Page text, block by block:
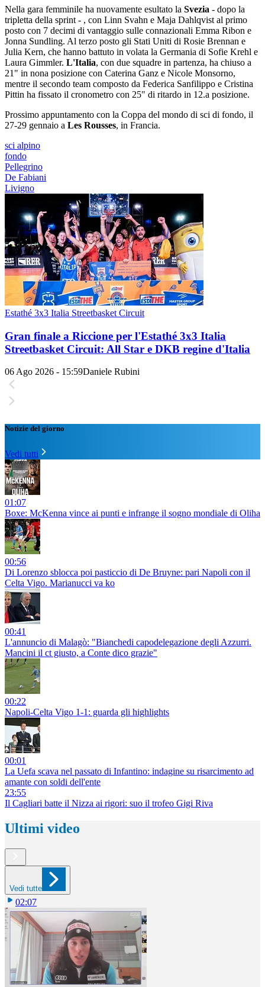
Nella gara femminile ha nuovamente esultato la Svezia - dopo la
tripletta della sprint - , con Linn Svahn e Maja Dahlqvist al primo
posto con 7 decimi di vantaggio sulle connazionali Emma Ribon e
Jonna Sundling. Al terzo posto gli Stati Uniti di Rosie Brennan e
Julia Kern, che hanno battuto in volata la Germania di Sofie Krehl e
Laura Gimmler. L'Italia, con due squadre in partenza, ha chiuso a
21" in nona posizione con Caterina Ganz e Nicole Monsorno,
mentre il secondo team composto da Federica Sanfilippo e Cristina
Pittin ha fissato il cronometro con 25" di ritardo in 12.a posizione.
Prossimo appuntamento con la Coppa del mondo di sci di fondo, il
27-29 gennaio a Les Rousses, in Francia.
sci alpino
fondo
Pellegrino
De Fabiani
Livigno
Estathé 3x3 Italia Streetbasket Circuit
Gran finale a Riccione per l'Estathé 3x3 Italia
Streetbasket Circuit: All Star e DKB regine d'Italia
06 Ago 2026 - 15:59Daniele Rubini
Notizie del giorno
Vedi tutti
01:07
Boxe: McKenna vince ai punti e infrange il sogno mondiale di Oliha
00:56
Di Lorenzo sblocca poi pasticcio di De Bruyne: pari Napoli con il
Celta Vigo. Marianucci va ko
00:41
L'annuncio di Malagò: "Bianchedi capodelegazione degli Azzurri.
Mancini il ct giusto, a Conte dico grazie"
00:22
Napoli-Celta Vigo 1-1: guarda gli highlights
00:01
La Uefa scava nel passato di Infantino: indagine su risarcimento ad
amante con soldi dell'ente
23:55
Il Cagliari batte il Nizza ai rigori: suo il trofeo Gigi Riva
Ultimi video
Vedi tutte
02:07